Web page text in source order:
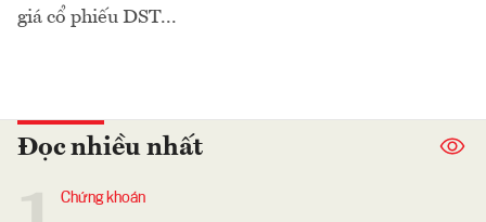
giá cổ phiếu DST...
Đọc nhiều nhất
Chứng khoán